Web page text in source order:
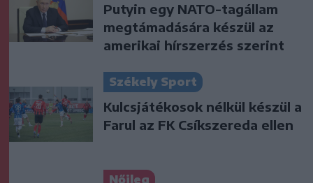
Putyin egy NATO-tagállam
megtámadására készül az
amerikai hírszerzés szerint
Székely Sport
Kulcsjátékosok nélkül készül a
Farul az FK Csíkszereda ellen
Nőileg